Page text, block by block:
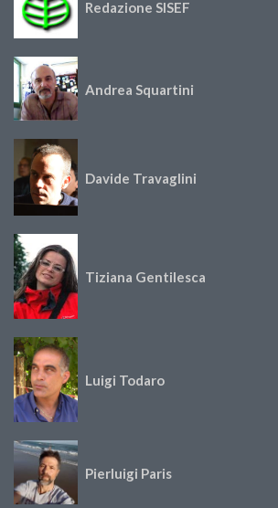
Redazione SISEF
Andrea Squartini
Davide Travaglini
Tiziana Gentilesca
Luigi Todaro
Pierluigi Paris